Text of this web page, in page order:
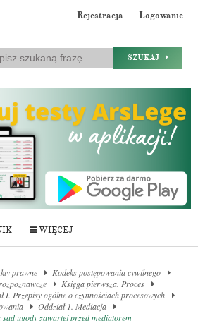
Rejestracja Logowanie
SZUKAJ
WIĘCEJ
prawne
Kodeks postępowania cywilnego
Księga pierwsza. Proces
I. Przepisy ogólne o czynnościach procesowych
Oddział 1. Mediacja
ugody zawartej przed mediatorem